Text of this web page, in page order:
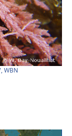
WBN